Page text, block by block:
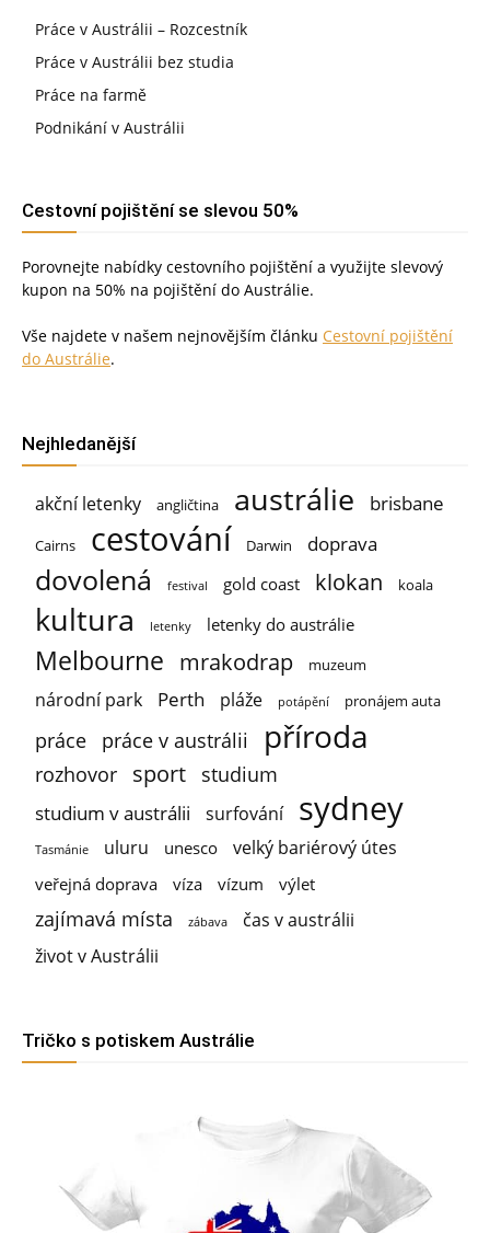
Práce v Austrálii – Rozcestník
Práce v Austrálii bez studia
Práce na farmě
Podnikání v Austrálii
Cestovní pojištění se slevou 50%
Porovnejte nabídky cestovního pojištění a využijte slevový
kupon na 50% na pojištění do Austrálie.
Vše najdete v našem nejnovějším článku Cestovní pojištění
do Austrálie.
Nejhledanější
akční letenky angličtina austrálie brisbane
Cairns cestování Darwin doprava
dovolená festival gold coast klokan koala
kultura letenky letenky do austrálie
Melbourne mrakodrap muzeum
národní park Perth pláže potápění pronájem auta
práce práce v austrálii příroda
rozhovor sport studium
studium v austrálii surfování sydney
Tasmánie uluru unesco velký bariérový útes
veřejná doprava víza vízum výlet
zajímavá místa zábava
čas v austrálii
život v Austrálii
Tričko s potiskem Austrálie